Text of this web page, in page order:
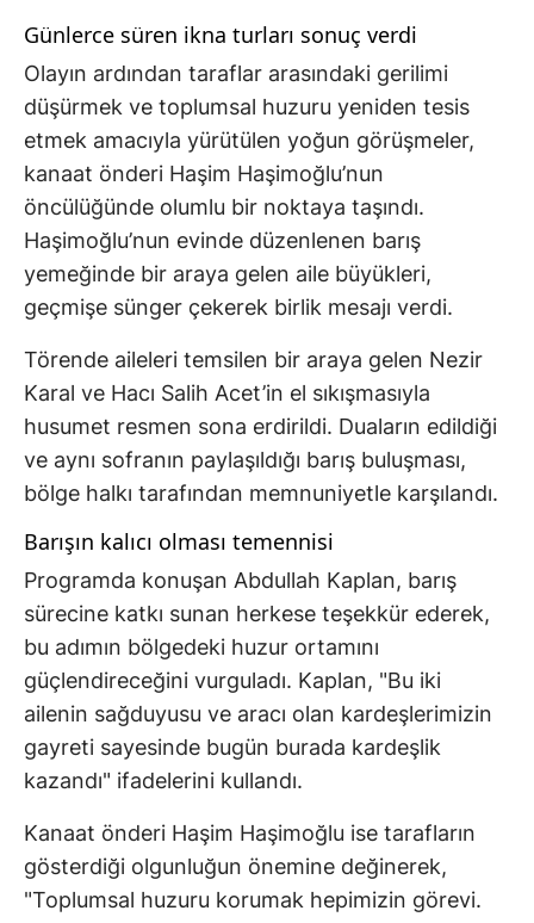
Günlerce süren ikna turları sonuç verdi
Olayın ardından taraflar arasındaki gerilimi
düşürmek ve toplumsal huzuru yeniden tesis
etmek amacıyla yürütülen yoğun görüşmeler,
kanaat önderi Haşim Haşimoğlu’nun
öncülüğünde olumlu bir noktaya taşındı.
Haşimoğlu’nun evinde düzenlenen barış
yemeğinde bir araya gelen aile büyükleri,
geçmişe sünger çekerek birlik mesajı verdi.
Törende aileleri temsilen bir araya gelen Nezir
Karal ve Hacı Salih Acet’in el sıkışmasıyla
husumet resmen sona erdirildi. Duaların edildiği
ve aynı sofranın paylaşıldığı barış buluşması,
bölge halkı tarafından memnuniyetle karşılandı.
Barışın kalıcı olması temennisi
Programda konuşan Abdullah Kaplan, barış
sürecine katkı sunan herkese teşekkür ederek,
bu adımın bölgedeki huzur ortamını
güçlendireceğini vurguladı. Kaplan, "Bu iki
ailenin sağduyusu ve aracı olan kardeşlerimizin
gayreti sayesinde bugün burada kardeşlik
kazandı" ifadelerini kullandı.
Kanaat önderi Haşim Haşimoğlu ise tarafların
gösterdiği olgunluğun önemine değinerek,
"Toplumsal huzuru korumak hepimizin görevi.